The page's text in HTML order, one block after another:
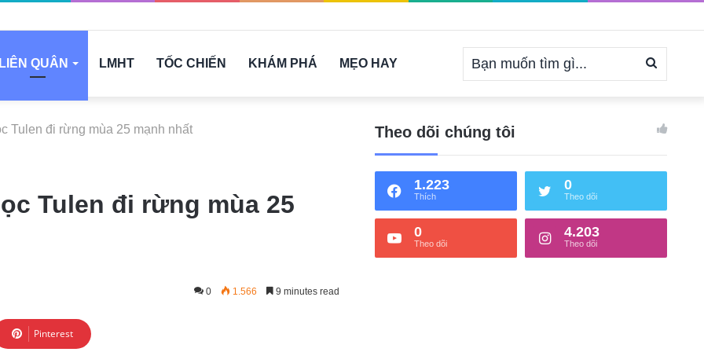
QUÂN LMHT TỐC CHIẾN KHÁM PHÁ MẸO HAY
muốn
gì...
Tulen đi rừng mùa 25 mạnh nhất
Tulen đi rừng mùa 25
0 1.566 9 minutes read
Pinterest
Theo dõi chúng tôi
1.223
Thích
0
Theo dõi
0
Theo dõi
4.203
Theo dõi